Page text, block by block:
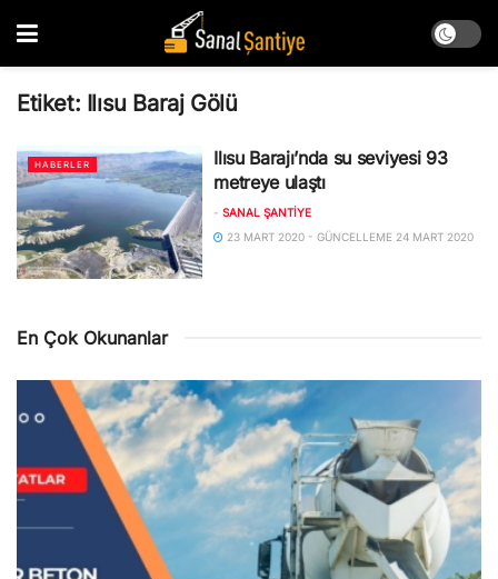
Etiket: Ilısu Baraj Gölü
HABERLER
Ilısu Barajı’nda su seviyesi 93
metreye ulaştı
- SANAL ŞANTIYE
23 MART 2020 - GÜNCELLEME 24 MART 2020
En Çok Okunanlar